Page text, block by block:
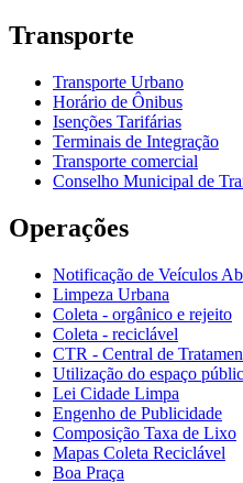
Transporte
Transporte Urbano
Horário de Ônibus
Isenções Tarifárias
Terminais de Integração
Transporte comercial
Conselho Municipal de
Operações
Notificação de Veículos
Limpeza Urbana
Coleta - orgânico e rejeito
Coleta - reciclável
CTR - Central de
Utilização do espaço
Lei Cidade Limpa
Engenho de Publicidade
Composição Taxa de Lixo
Mapas Coleta Reciclável
Boa Praça